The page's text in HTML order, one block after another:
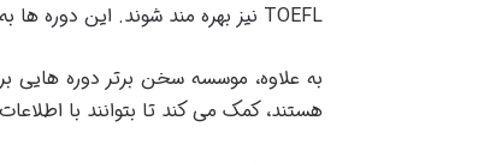
TOEFL نیز بهره مند شوند. این دوره ها به صورت فشرده و با برنامه ریزی دقیق طراحی شده اند تا زبان آموزان را برای موفقیت در امتحانات آماده نمایند.
به علاوه، موسسه سخن برتر دوره هایی
هستند، کمک می کند تا بتوانند با